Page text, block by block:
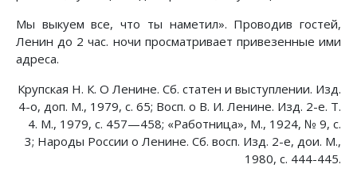
Мы выкуем все, что ты наметил». Проводив гостей,
Ленин до 2 час. ночи просматривает привезенные ими
адреса.
Крупская Н. К. О Ленине. Сб. статен и выступлении. Изд.
4-о, доп. М., 1979, с. 65; Восп. о В. И. Ленине. Изд. 2-е. Т.
4. М., 1979, с. 457—458; «Работница», М., 1924, № 9, с.
3; Народы России о Ленине. Сб. восп. Изд. 2-е, дои. М.,
1980, с. 444-445.